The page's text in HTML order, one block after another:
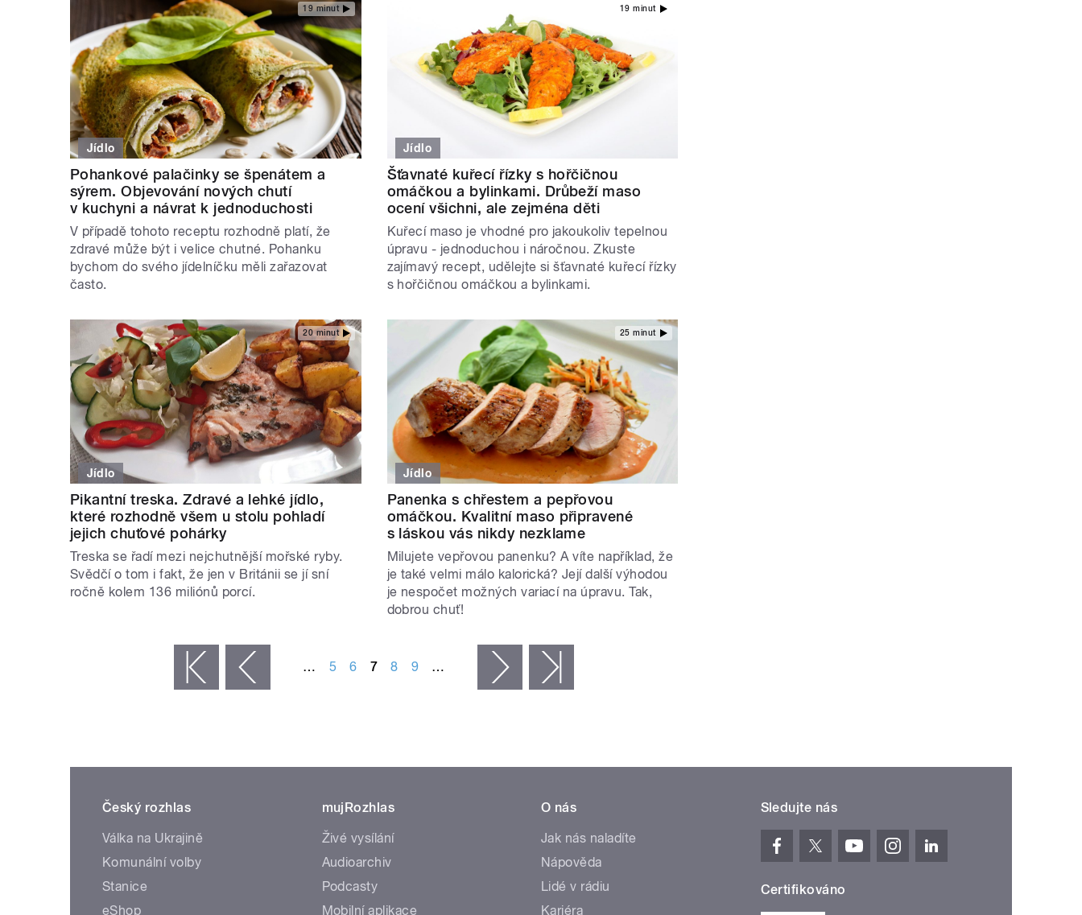
19 minut
Jídlo
Pohankové palačinky se špenátem a
sýrem. Objevování nových chutí
v kuchyni a návrat k jednoduchosti
V případě tohoto receptu rozhodně platí, že
zdravé může být i velice chutné. Pohanku
bychom do svého jídelníčku měli zařazovat
často.
19 minut
Jídlo
Šťavnaté kuřecí řízky s hořčičnou
omáčkou a bylinkami. Drůbeží maso
ocení všichni, ale zejména děti
Kuřecí maso je vhodné pro jakoukoliv tepelnou
úpravu - jednoduchou i náročnou. Zkuste
zajímavý recept, udělejte si šťavnaté kuřecí řízky
s hořčičnou omáčkou a bylinkami.
20 minut
Jídlo
Pikantní treska. Zdravé a lehké jídlo,
které rozhodně všem u stolu pohladí
jejich chuťové pohárky
Treska se řadí mezi nejchutnější mořské ryby.
Svědčí o tom i fakt, že jen v Británii se jí sní
ročně kolem 136 miliónů porcí.
25 minut
Jídlo
Panenka s chřestem a pepřovou
omáčkou. Kvalitní maso připravené
s láskou vás nikdy nezklame
Milujete vepřovou panenku? A víte například, že
je také velmi málo kalorická? Její další výhodou
je nespočet možných variací na úpravu. Tak,
dobrou chuť!
‹ předchozí … 5 6 7 8 9 … následující ›
Český rozhlas
Válka na Ukrajině
Komunální volby
Stanice
eShop
mujRozhlas
Živé vysílání
Audioarchiv
Podcasty
Mobilní aplikace
O nás
Jak nás naladíte
Nápověda
Lidé v rádiu
Kariéra
Sledujte nás
Certifikováno